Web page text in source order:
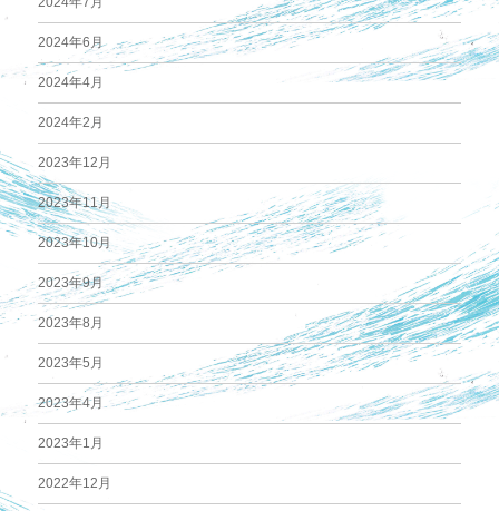
2024年6月
2024年4月
2024年2月
2023年12月
2023年11月
2023年10月
2023年9月
2023年8月
2023年5月
2023年4月
2023年1月
2022年12月